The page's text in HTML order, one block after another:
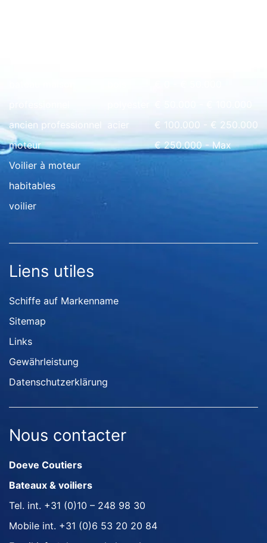
ancien professionnel
moteur
Voilier à moteur
habitables
voilier
acier
€ 100.000 - € 250.000
€ 250.000 - Max
Liens utiles
Schiffe auf Markenname
Sitemap
Links
Gewährleistung
Datenschutzerklärung
Nous contacter
Doeve Coutiers
Bateaux & voiliers
Tel. int. +31 (0)10 – 248 98 30
Mobile int. +31 (0)6 53 20 20 84